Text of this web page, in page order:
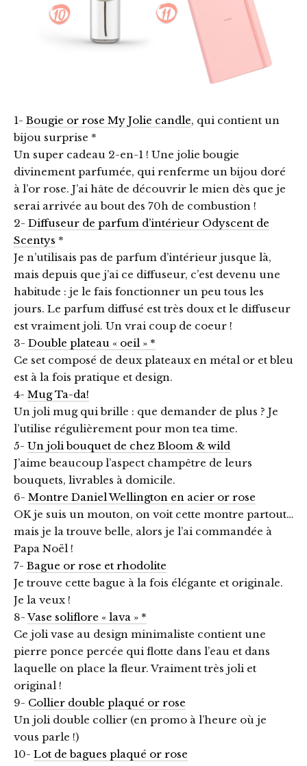
1- Bougie or rose My Jolie candle, qui contient un
bijou surprise *
Un super cadeau 2-en-1 ! Une jolie bougie
divinement parfumée, qui renferme un bijou doré
à l’or rose. J’ai hâte de découvrir le mien dès que je
serai arrivée au bout des 70h de combustion !
2- Diffuseur de parfum d’intérieur Odyscent de
Scentys *
Je n’utilisais pas de parfum d’intérieur jusque là,
mais depuis que j’ai ce diffuseur, c’est devenu une
habitude : je le fais fonctionner un peu tous les
jours. Le parfum diffusé est très doux et le diffuseur
est vraiment joli. Un vrai coup de coeur !
3- Double plateau « oeil » *
Ce set composé de deux plateaux en métal or et bleu
est à la fois pratique et design.
4- Mug Ta-da!
Un joli mug qui brille : que demander de plus ? Je
l’utilise régulièrement pour mon tea time.
5- Un joli bouquet de chez Bloom & wild
J’aime beaucoup l’aspect champêtre de leurs
bouquets, livrables à domicile.
6- Montre Daniel Wellington en acier or rose
OK je suis un mouton, on voit cette montre partout…
mais je la trouve belle, alors je l’ai commandée à
Papa Noël !
7- Bague or rose et rhodolite
Je trouve cette bague à la fois élégante et originale.
Je la veux !
8-Vase soliflore « lava » *
Ce joli vase au design minimaliste contient une
pierre ponce percée qui flotte dans l’eau et dans
laquelle on place la fleur. Vraiment très joli et
original !
9- Collier double plaqué or rose
Un joli double collier (en promo à l’heure où je
vous parle !)
10- Lot de bagues plaqué or rose